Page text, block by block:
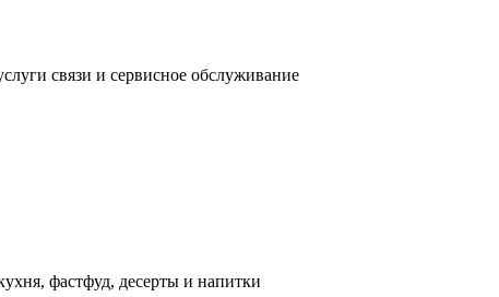
связи и сервисное обслуживание
фастфуд, десерты и напитки